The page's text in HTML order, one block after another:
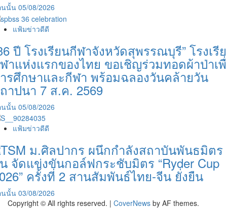
นนั้น 05/08/2026
แฟ้มข่าวดีดี
ปี โรงเรียนกีฬาจังหวัดสุพรรณบุรี” โรงเรี
าแห่งแรกของไทย ขอเชิญร่วมทอดผ้าป่าเ
รศึกษาและกีฬา พร้อมฉลองวันคล้ายวัน
าปนา 7 ส.ค. 2569
นนั้น 05/08/2026
แฟ้มข่าวดีดี
ม.ศิลปากร ผนึกกำลังสถาบันพันธมิตร
จัดแข่งขันกอล์ฟกระชับมิตร “Ryder Cup
ครั้งที่ 2 สานสัมพันธ์ไทย-จีน ยั่งยืน
นนั้น 03/08/2026
Copyright © All rights reserved. | CoverNews by AF themes.